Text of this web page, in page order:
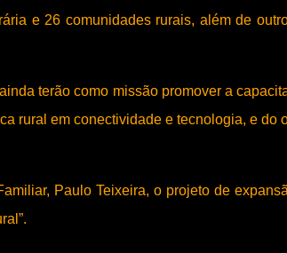
e 26 comunidades rurais, além de
terão como missão promover a
rural em conectividade e tecnologia, e do
Paulo Teixeira, o projeto de